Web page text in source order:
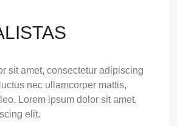
sit amet, consectetur adipiscing
nec ullamcorper mattis,
Lorem ipsum dolor sit amet,
elit.